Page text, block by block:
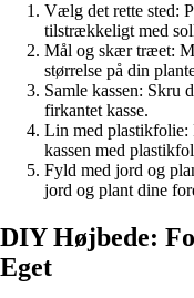
Vælg det rette sted:
tilstrækkeligt med
Mål og skær træet:
størrelse på din
Samle kassen: Skru
firkantet kasse.
Lin med plastikfolie:
kassen med
Fyld med jord og
jord og plant dine
DIY Højbede:
Eget